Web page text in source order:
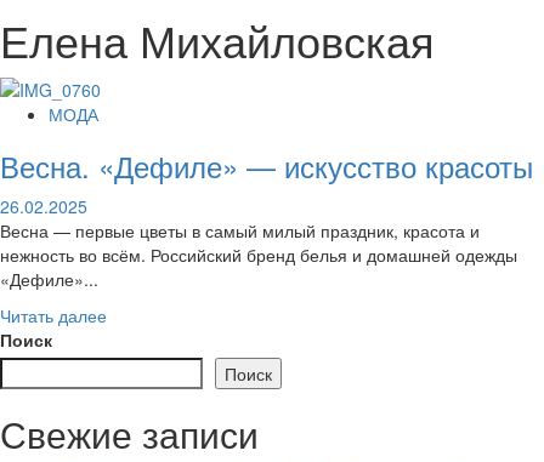
Елена Михайловская
МОДА
Весна. «Дефиле» — искусство красоты
26.02.2025
Весна — первые цветы в самый милый праздник, красота и
нежность во всём. Российский бренд белья и домашней одежды
«Дефиле»...
Читать далее
Поиск
Поиск
Свежие записи